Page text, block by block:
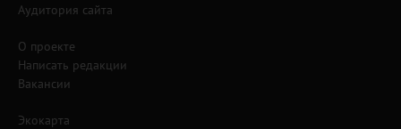
Аудитория сайта
О проекте
Написать редакции
Вакансии
Экокарта